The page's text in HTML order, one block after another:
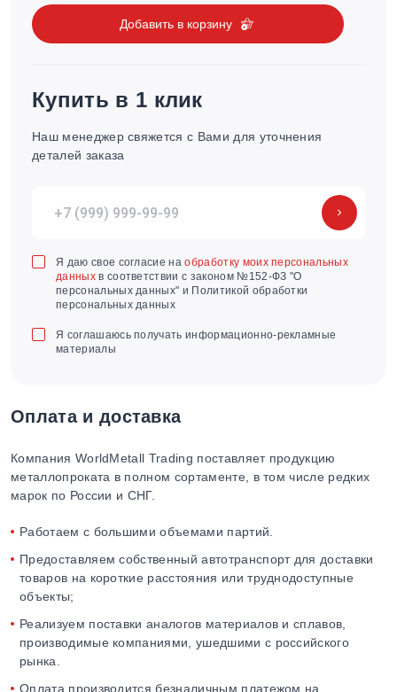
Добавить в корзину
Купить в 1 клик
Наш менеджер свяжется с Вами для уточнения
деталей заказа
Я даю свое согласие наобработку моих персональных
данныхв соответствии с законом №152-ФЗ "О
персональных данных" и Политикой обработки
персональных данных
Я соглашаюсь получать информационно-рекламные
материалы
Оплата и доставка
Компания WorldMetall Trading поставляет продукцию
металлопроката в полном сортаменте, в том числе редких
марок по России и СНГ.
Работаем с большими объемами партий.
Предоставляем собственный автотранспорт для доставки
товаров на короткие расстояния или труднодоступные
объекты;
Реализуем поставки аналогов материалов и сплавов,
производимые компаниями, ушедшими с российского
рынка.
Оплата производится безналичным платежом на